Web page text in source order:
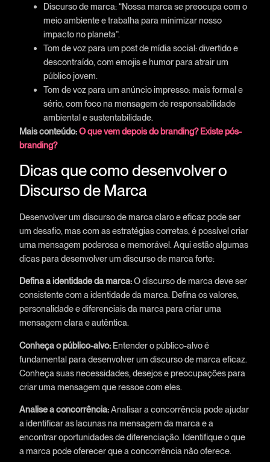
Discurso de marca: “Nossa marca se preocupa com o
meio ambiente e trabalha para minimizar nosso
impacto no planeta”.
Tom de voz para um post de mídia social: divertido e
descontraído, com emojis e humor para atrair um
público jovem.
Tom de voz para um anúncio impresso: mais formal e
sério, com foco na mensagem de responsabilidade
ambiental e sustentabilidade.
Mais conteúdo:O que vem depois do branding? Existe pós-
branding?
Dicas que como desenvolver o
Discurso de Marca
Desenvolver um discurso de marca claro e eficaz pode ser
um desafio, mas com as estratégias corretas, é possível criar
uma mensagem poderosa e memorável. Aqui estão algumas
dicas para desenvolver um discurso de marca forte:
Defina a identidade da marca:O discurso de marca deve ser
consistente com a identidade da marca. Defina os valores,
personalidade e diferenciais da marca para criar uma
mensagem clara e autêntica.
Conheça o público-alvo:Entender o público-alvo é
fundamental para desenvolver um discurso de marca eficaz.
Conheça suas necessidades, desejos e preocupações para
criar uma mensagem que ressoe com eles.
Analise a concorrência:Analisar a concorrência pode ajudar
a identificar as lacunas na mensagem da marca e a
encontrar oportunidades de diferenciação. Identifique o que
a marca pode oferecer que a concorrência não oferece.